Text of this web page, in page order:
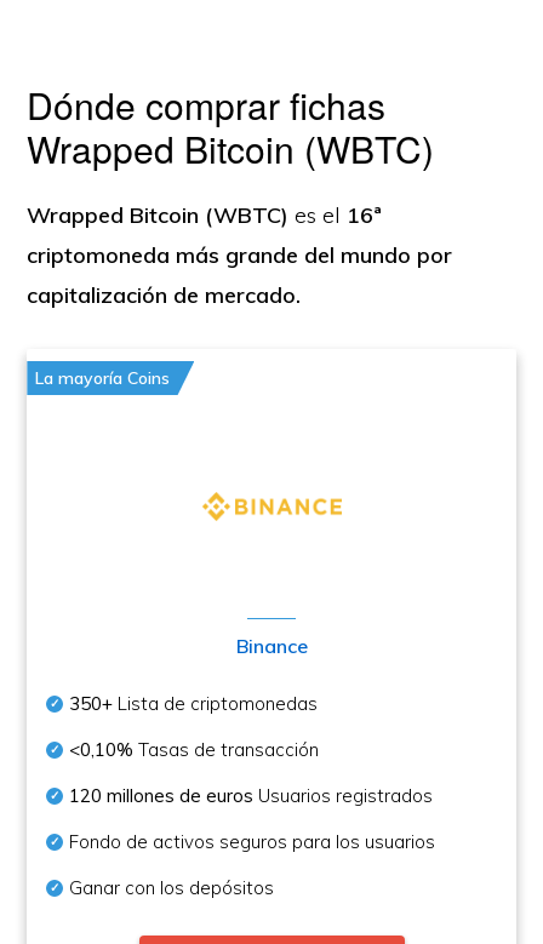
Dónde comprar fichas
Wrapped Bitcoin (WBTC)
Wrapped Bitcoin (WBTC)es el 16ª
criptomoneda más grande del mundo por
capitalización de mercado.
La mayoría Coins
Binance
350+ Lista de criptomonedas
<0,10% Tasas de transacción
120 millones de euros Usuarios registrados
Fondo de activos seguros para los usuarios
Ganar con los depósitos